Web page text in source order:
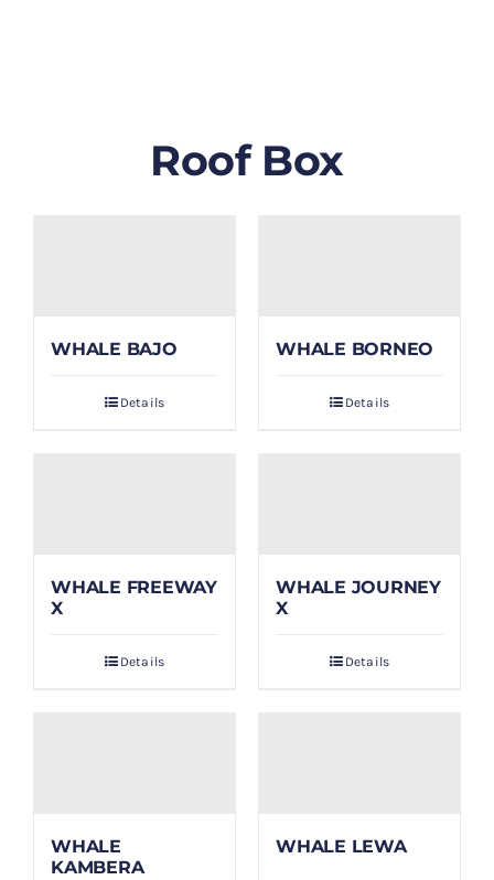
PAYMENT
Roof Box
WHALE BAJO
Details
WHALE BORNEO
Details
WHALE FREEWAY
X
Details
WHALE JOURNEY
X
Details
WHALE
KAMBERA
WHALE LEWA